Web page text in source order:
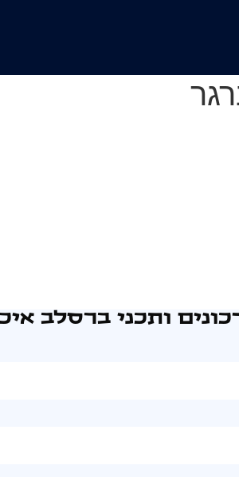
ותכני ברסלב